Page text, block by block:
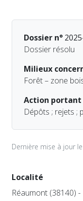
Dossier n°
Dossier résolu
Milieux
Forêt – zone
Action
Dépôts ; rejets ;
Dernière mise à jour
Localité
Réaumont (38140)